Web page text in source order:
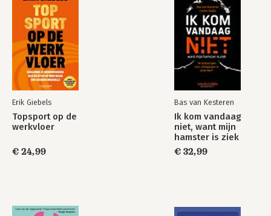
Aan de slag met
dynamic control
CPM: Sturing van
strategie tot
werkvloer
Bekijk alle boeken
Erik Giebels
Topsport op de
werkvloer
€ 24,99
Bas van Kesteren
Ik kom vandaag
niet, want mijn
hamster is ziek
€ 32,99